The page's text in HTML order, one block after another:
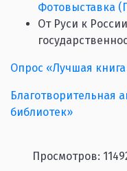
Фотовыставка
От Руси к
Опрос «Лучшая книга
Благотворительная
библиотек»
Просмотров: